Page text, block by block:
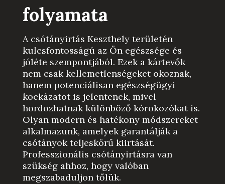
folyamata
A csótányirtás Keszthely területén
kulcsfontosságú az Ön egészsége és
jóléte szempontjából. Ezek a kártevők
nem csak kellemetlenségeket okoznak,
hanem potenciálisan egészségügyi
kockázatot is jelentenek, mivel
hordozhatnak különböző kórokozókat is.
Olyan modern és hatékony módszereket
alkalmazunk, amelyek garantálják a
csótányok teljeskörű kiirtását.
Professzionális csótányirtásra van
szükség ahhoz, hogy valóban
megszabaduljon tőlük.